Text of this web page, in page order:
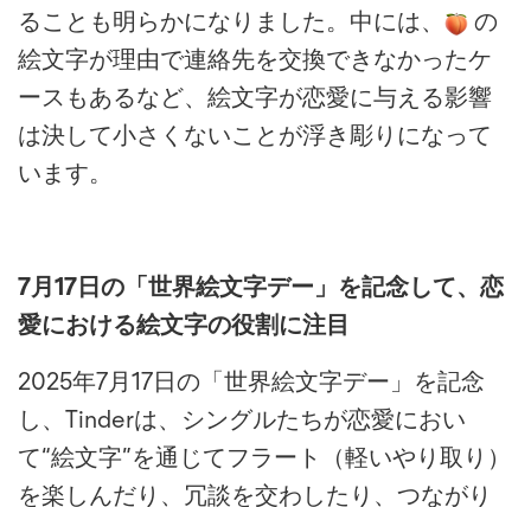
ることも明らかになりました。中には、
の
絵文字が理由で連絡先を交換できなかったケ
ースもあるなど、絵文字が恋愛に与える影響
は決して小さくないことが浮き彫りになって
います。
7月17日の「世界絵文字デー」を記念して、恋
愛における絵文字の役割に注目
2025年7月17日の「世界絵文字デー」を記念
し、Tinderは、シングルたちが恋愛におい
て“絵文字”を通じてフラート（軽いやり取り）
を楽しんだり、冗談を交わしたり、つながり